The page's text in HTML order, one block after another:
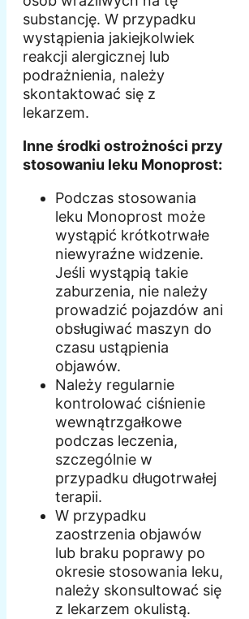
substancję. W przypadku
wystąpienia jakiejkolwiek
reakcji alergicznej lub
podrażnienia, należy
skontaktować się z
lekarzem.
Inne środki ostrożności przy
stosowaniu leku Monoprost:
Podczas stosowania
leku Monoprost może
wystąpić krótkotrwałe
niewyraźne widzenie.
Jeśli wystąpią takie
zaburzenia, nie należy
prowadzić pojazdów ani
obsługiwać maszyn do
czasu ustąpienia
objawów.
Należy regularnie
kontrolować ciśnienie
wewnątrzgałkowe
podczas leczenia,
szczególnie w
przypadku długotrwałej
terapii.
W przypadku
zaostrzenia objawów
lub braku poprawy po
okresie stosowania leku,
należy skonsultować się
z lekarzem okulistą.